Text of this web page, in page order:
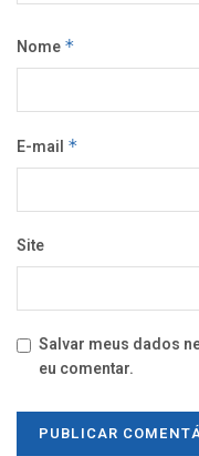
Nome *
E-mail *
Site
Salvar meus dados
eu comentar.